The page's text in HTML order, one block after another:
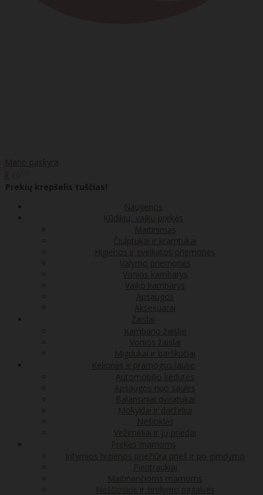
Mano paskyra
Prekių krepšelis tuščias!
Naujienos
Kūdikių, vaikų prekės
Maitinimas
Čiulptukai ir kramtukai
Higienos ir sveikatos priemonės
Valymo priemonės
Vonios kambarys
Vaiko kambarys
Apsaugos
Aksesuarai
Žaislai
Kambario žaislai
Vonios žaislai
Migdukai ir barškučiai
Kelionės ir pramogos lauke
Automobilio kėdutės
Apsaugos nuo saulės
Balansiniai dviratukai
Mokyklai ir darželiui
Nešioklės
Vežimėliai ir jų priedai
Prekės mamoms
Intymios higienos priežiūra prieš ir po gimdymo
Pientraukiai
Maitinančioms mamoms
Nėščiosios ir žindymo pagalvės